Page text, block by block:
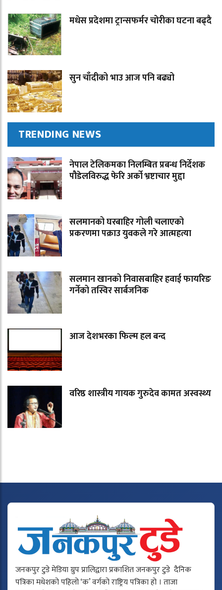
मधेस प्रदेशमा ट्रान्सफर्मर चोरीका घटना बढ्दै
सुन चाँदीको भाउ आज पनि बढ्यो
TRENDING NEWS
नेपाल टेलिकमका निलम्बित प्रबन्ध निर्देशक
पौडेलविरुद्ध फेरि अर्को भ्रष्टाचार मुद्दा
सलमानको घरबाहिर गोली चलाएको
प्रकरणमा पक्राउ युवकले गरे आत्महत्या
सलमान खानको निवासबाहिर हवाई फायरिङ
गर्नेको तस्विर सार्बजनिक
आज देशभरका फिल्म हल बन्द
वरिष्ठ शास्त्रीय गायक गुरुदेव कामत अस्वस्थ्य
जनकपुर टुडे मेडिया ग्रुप प्रालिद्वारा प्रकाशित जनकपुर टुडे दैनिक
पत्रिका मधेशको पहिलो ‘क’ वर्गको राष्ट्रिय पत्रिका हो । ताजा